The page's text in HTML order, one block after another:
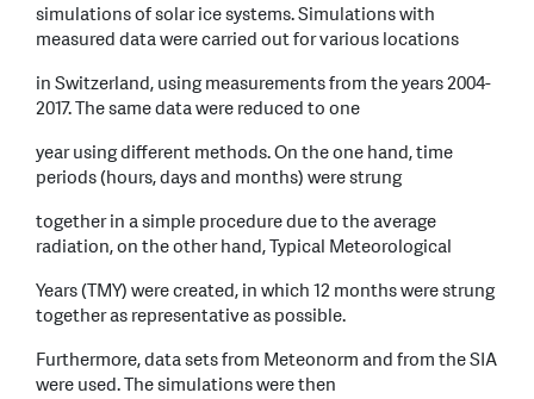
simulations of solar ice systems. Simulations with
measured data were carried out for various locations
in Switzerland, using measurements from the years 2004-
2017. The same data were reduced to one
year using different methods. On the one hand, time
periods (hours, days and months) were strung
together in a simple procedure due to the average
radiation, on the other hand, Typical Meteorological
Years (TMY) were created, in which 12 months were strung
together as representative as possible.
Furthermore, data sets from Meteonorm and from the SIA
were used. The simulations were then